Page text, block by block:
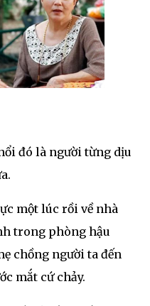
đó là người từng dịu
một lúc rồi về nhà
trong phòng hậu
chồng người ta đến
mắt cứ chảy.